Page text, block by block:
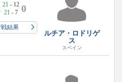
21 - 12
21 - 7 0
戦結果
ルチア・ロドリゲ
ス
スペイン